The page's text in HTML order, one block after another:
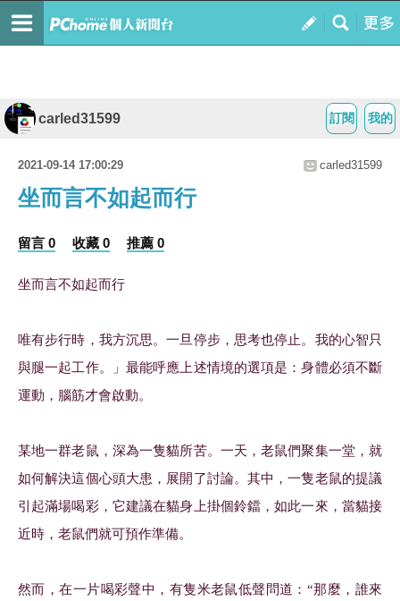
我的
訂閱
carled31599
2021-09-14 17:00:29 carled31599
坐而言不如起而行
留言 0 收藏 0 推薦 0
坐而言不如起而行
唯有步行時，我方沉思。一旦停步，思考也停止。我的心智只
與腿一起工作。」最能呼應上述情境的選項是：身體必須不斷
運動，腦筋才會啟動。
某地一群老鼠，深為一隻貓所苦。一天，老鼠們聚集一堂，就
如何解決這個心頭大患，展開了討論。其中，一隻老鼠的提議
引起滿場喝彩，它建議在貓身上掛個鈴鐺，如此一來，當貓接
近時，老鼠們就可預作準備。
然而，在一片喝彩聲中，有隻米老鼠低聲問道：“那麼，誰來